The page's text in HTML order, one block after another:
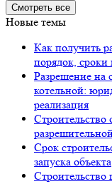
Смотреть все
Новые темы
Как получить
порядок,
Разрешение на
котельной:
реализация
Строительство
Срок
запуска объекта
Строительство